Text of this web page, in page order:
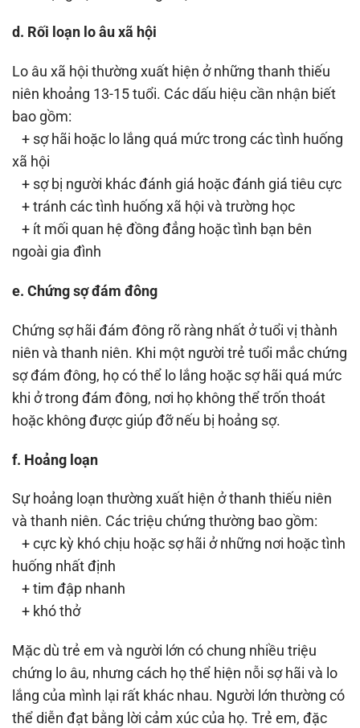
d. Rối loạn lo âu xã hội
Lo âu xã hội thường xuất hiện ở những thanh thiếu
niên khoảng 13-15 tuổi. Các dấu hiệu cần nhận biết
bao gồm:
+ sợ hãi hoặc lo lắng quá mức trong các tình huống
xã hội
+ sợ bị người khác đánh giá hoặc đánh giá tiêu cực
+ tránh các tình huống xã hội và trường học
+ ít mối quan hệ đồng đẳng hoặc tình bạn bên
ngoài gia đình
e. Chứng sợ đám đông
Chứng sợ hãi đám đông rõ ràng nhất ở tuổi vị thành
niên và thanh niên. Khi một người trẻ tuổi mắc chứng
sợ đám đông, họ có thể lo lắng hoặc sợ hãi quá mức
khi ở trong đám đông, nơi họ không thể trốn thoát
hoặc không được giúp đỡ nếu bị hoảng sợ.
f. Hoảng loạn
Sự hoảng loạn thường xuất hiện ở thanh thiếu niên
và thanh niên. Các triệu chứng thường bao gồm:
+ cực kỳ khó chịu hoặc sợ hãi ở những nơi hoặc tình
huống nhất định
+ tim đập nhanh
+ khó thở
Mặc dù trẻ em và người lớn có chung nhiều triệu
chứng lo âu, nhưng cách họ thể hiện nỗi sợ hãi và lo
lắng của mình lại rất khác nhau. Người lớn thường có
thể diễn đạt bằng lời cảm xúc của họ. Trẻ em, đặc